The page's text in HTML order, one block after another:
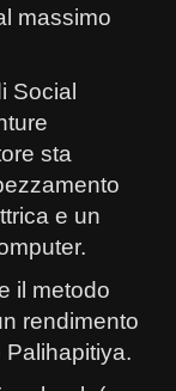
massimo
Social
sta
e un
il metodo
rendimento